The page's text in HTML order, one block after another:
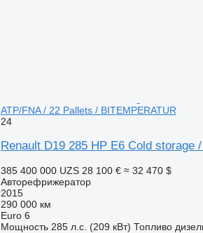
ATP/FNA / 22 Pallets / BITEMPERATUR
24
Renault D19 285 HP E6 Cold storage
385 400 000 UZS 28 100 € ≈ 32 470 $
Авторефрижератор
2015
290 000 км
Euro 6
Мощность 285 л.с. (209 кВт) Топливо